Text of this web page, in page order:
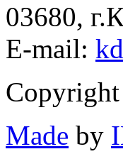
03680,
E-mail:
Made by